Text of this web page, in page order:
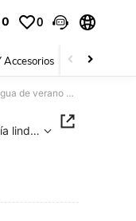
0 0
Accesorios Zapatos
Set de 5 globos de agua con diseño de sandía - Juguetes de agua de verano con patrón de sandía linda, adecuados para jugar en la piscina/playa, alivio del estrés y ocio para adolescentes
linda,